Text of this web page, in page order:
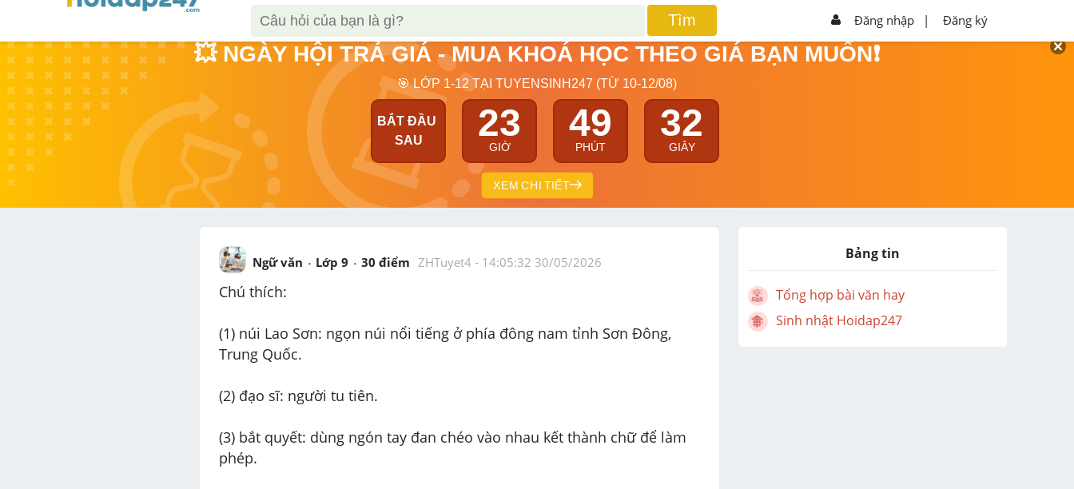
Tìm Đăng nhập | Đăng ký
💥 NGÀY HỘI TRẢ GIÁ - MUA KHOÁ HỌC THEO GIÁ BẠN MUỐN❗
🎯 LỚP 1-12 TẠI TUYENSINH247 (TỪ 10-12/08)
BẮT ĐẦU
SAU
23
GIỜ
49
PHÚT
30
GIÂY
XEM CHI TIẾT
Ngữ văn Lớp 9 30 điểm ZHTuyet4 - 14:05:32 30/05/2026
Chú thích:
(1) núi Lao Sơn: ngọn núi nổi tiếng ở phía đông nam tỉnh Sơn Đông,
Trung Quốc.
(2) đạo sĩ: người tu tiên.
(3) bắt quyết: dùng ngón tay đan chéo vào nhau kết thành chữ để làm
phép.
Bảng tin
Tổng hợp bài văn hay
Sinh nhật Hoidap247